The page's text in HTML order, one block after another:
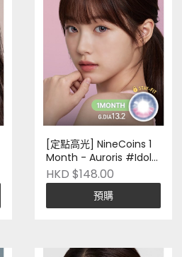
[定點高光] NineCoins 1
Month - Auroris #Idol
Magenta｜兩片裝｜
Silicone Hydrogel｜ 韓
國品牌｜Pre-Order
HKD $148.00
預購